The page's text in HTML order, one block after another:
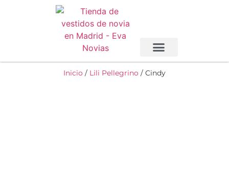
Inicio / Lili Pellegrino / Cindy